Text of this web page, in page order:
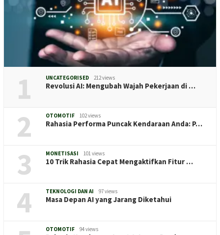
1 UNCATEGORISED 212 views
Revolusi AI: Mengubah Wajah Pekerjaan di …
2 OTOMOTIF 102 views
Rahasia Performa Puncak Kendaraan Anda: P…
3 MONETISASI 101 views
10 Trik Rahasia Cepat Mengaktifkan Fitur …
4 TEKNOLOGI DAN AI 97 views
Masa Depan AI yang Jarang Diketahui
OTOMOTIF 94 views